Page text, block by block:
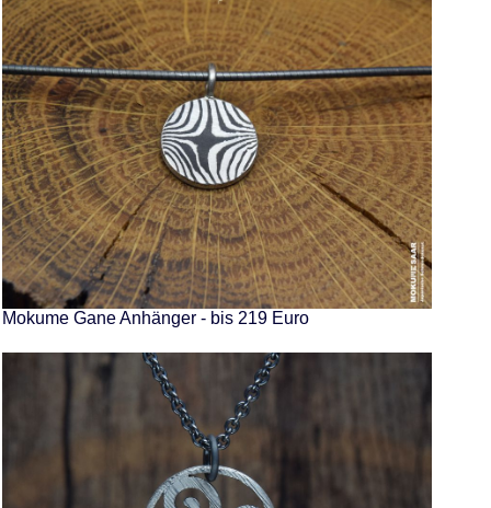
Mokume Gane Anhänger - bis 219 Euro